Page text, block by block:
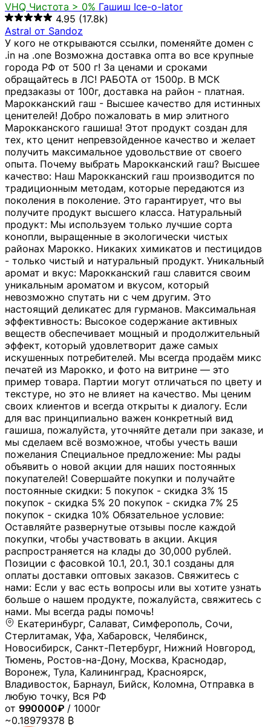
VHQ Чистота > 0% Гашиш Ice-o-lator
4.95 (17.8k)
Astral от Sandoz
У кого не открываются ссылки, поменяйте домен с
.in на .one Возможна доставка опта во все крупные
города РФ от 500 г! За ценами и сроками
обращайтесь в ЛС! РАБОТА от 1500р. В МСК
предзаказы от 100г, доставка на район - платная.
Марокканский гаш - Высшее качество для истинных
ценителей! Добро пожаловать в мир элитного
Марокканского гашиша! Этот продукт создан для
тех, кто ценит непревзойденное качество и желает
получить максимальное удовольствие от своего
опыта. Почему выбрать Марокканский гаш? Высшее
качество: Наш Марокканский гаш производится по
традиционным методам, которые передаются из
поколения в поколение. Это гарантирует, что вы
получите продукт высшего класса. Натуральный
продукт: Мы используем только лучшие сорта
конопли, выращенные в экологически чистых
районах Марокко. Никаких химикатов и пестицидов
- только чистый и натуральный продукт. Уникальный
аромат и вкус: Марокканский гаш славится своим
уникальным ароматом и вкусом, который
невозможно спутать ни с чем другим. Это
настоящий деликатес для гурманов. Максимальная
эффективность: Высокое содержание активных
веществ обеспечивает мощный и продолжительный
эффект, который удовлетворит даже самых
искушенных потребителей. Мы всегда продаём микс
печатей из Марокко, и фото на витрине — это
пример товара. Партии могут отличаться по цвету и
текстуре, но это не влияет на качество. Мы ценим
своих клиентов и всегда открыты к диалогу. Если
для вас принципиально важен конкретный вид
гашиша, пожалуйста, уточняйте детали при заказе, и
мы сделаем всё возможное, чтобы учесть ваши
пожелания Специальное предложение: Мы рады
объявить о новой акции для наших постоянных
покупателей! Совершайте покупки и получайте
постоянные скидки: 5 покупок - скидка 3% 15
покупок - скидка 5% 20 покупок - скидка 7% 25
покупок - скидка 10% Обязательное условие:
Оставляйте развернутые отзывы после каждой
покупки, чтобы участвовать в акции. Акция
распространяется на клады до 30,000 рублей.
Позиции с фасовкой 10.1, 20.1, 30.1 созданы для
оплаты доставки оптовых заказов. Свяжитесь с
нами: Если у вас есть вопросы или вы хотите узнать
больше о нашем продукте, пожалуйста, свяжитесь с
нами. Мы всегда рады помочь!
Екатеринбург, Салават, Симферополь, Сочи,
Стерлитамак, Уфа, Хабаровск, Челябинск,
Новосибирск, Санкт-Петербург, Нижний Новгород,
Тюмень, Ростов-на-Дону, Москва, Краснодар,
Воронеж, Тула, Калининград, Красноярск,
Владивосток, Барнаул, Бийск, Коломна, Отправка в
любую точку, Вся РФ
от 990000₽ / 1000г
~0.18979378 ₿